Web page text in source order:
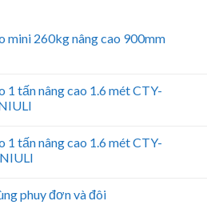
mini 260kg nâng cao 900mm
1 tấn nâng cao 1.6 mét CTY-
1 tấn nâng cao 1.6 mét CTY-
phuy đơn và đôi